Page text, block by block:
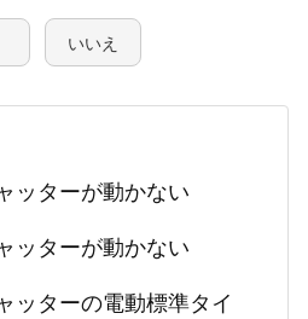
いいえ
ッターが動かない
ッターが動かない
ッターの電動標準タイ